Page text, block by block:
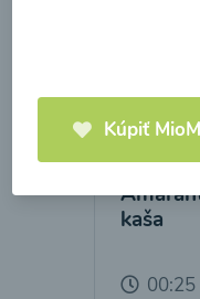
kaša
00:25
Kúpiť